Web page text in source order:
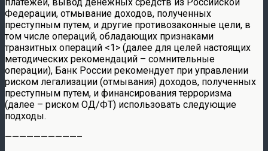
Федерации, отмывание доходов, полученных
преступным путем, и другие противозаконные цели, в
том числе операций, обладающих признаками
транзитных операций <1> (далее для целей настоящих
методических рекомендаций – сомнительные
операции), Банк России рекомендует при управлении
риском легализации (отмывания) доходов, полученных
преступным путем, и финансирования терроризма
(далее – риском ОД/ФТ) использовать следующие
подходы.
——————————–